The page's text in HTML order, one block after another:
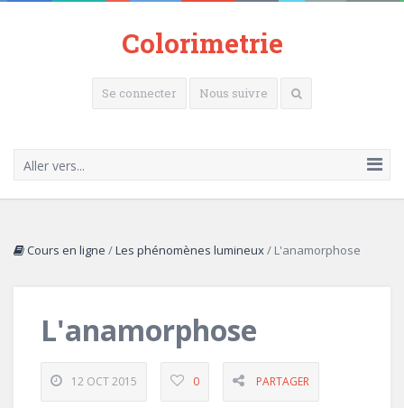
Colorimetrie
Se connecter Nous suivre
Aller vers...
Cours en ligne /Les phénomènes lumineux/ L'anamorphose
L'anamorphose
12 OCT 2015 0 PARTAGER